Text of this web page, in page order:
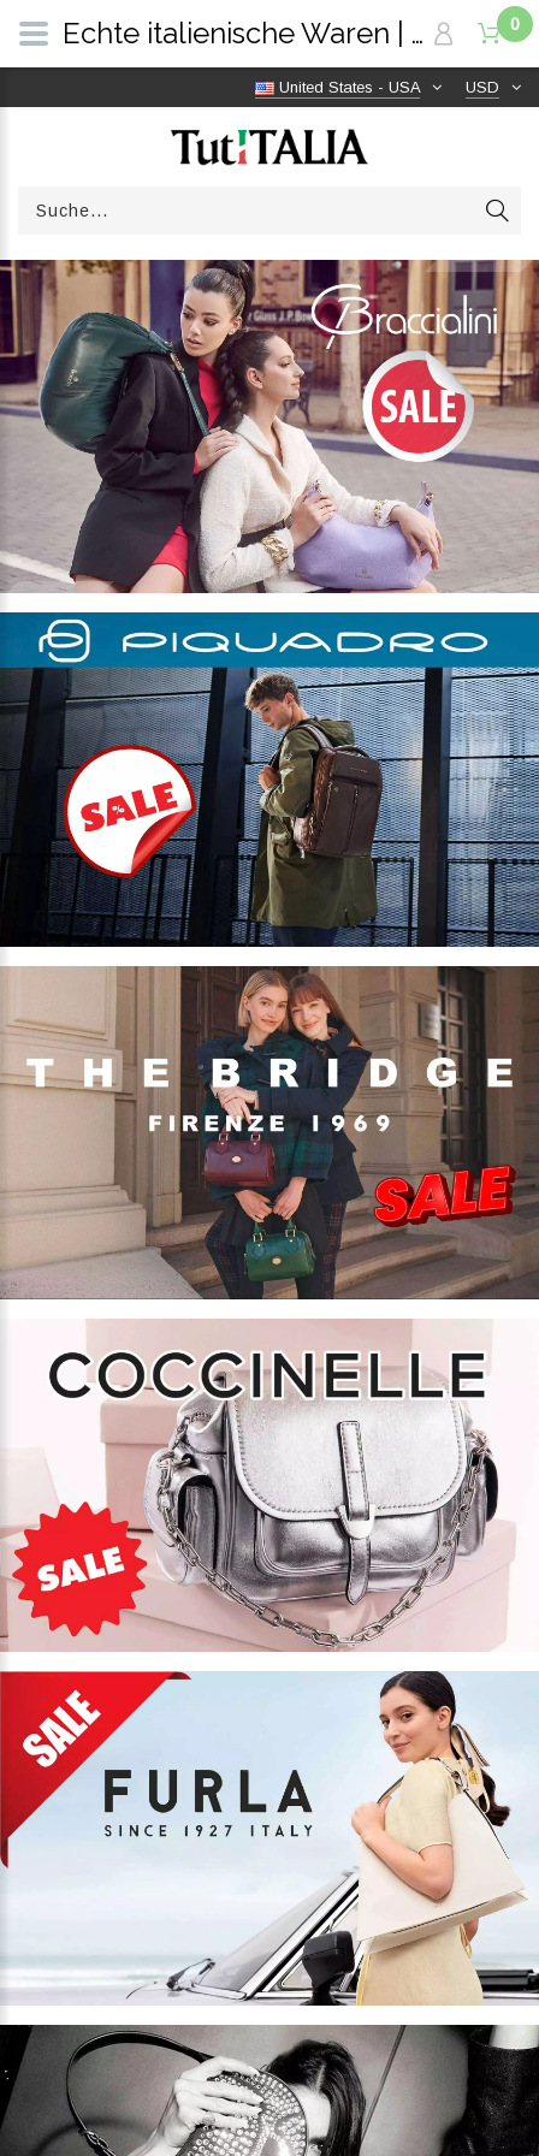
USD
United States - USA
0
Echte italienische Waren | Versandkostenfrei weltweit | TutITALIA